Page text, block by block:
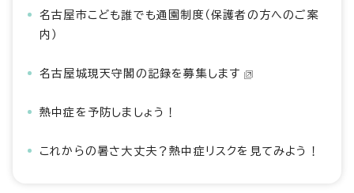
名古屋市こども誰でも通園制度（保護者の方へのご案
内）
名古屋城現天守閣の記録を募集します
熱中症を予防しましょう！
これからの暑さ大丈夫？熱中症リスクを見てみよう！